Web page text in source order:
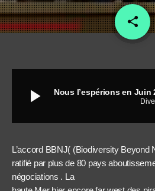
share
email
play_arrow
L’accord BBNJ( (Biodiversity Beyond
ratifié par plus de 80 pays
négociations . La